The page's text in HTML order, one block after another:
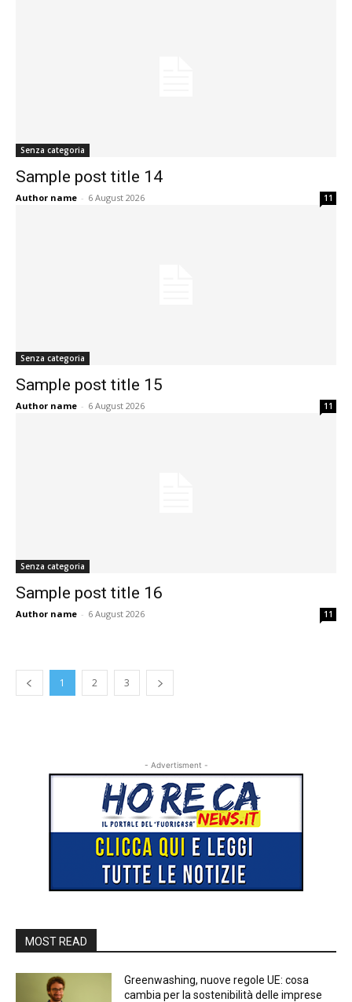
Senza categoria
Sample post title 14
Author name - 6 August 2026 11
Senza categoria
Sample post title 15
Author name - 6 August 2026 11
Senza categoria
Sample post title 16
Author name - 6 August 2026 11
1 2 3
- Advertisment -
MOST READ
Greenwashing, nuove regole UE: cosa
cambia per la sostenibilità delle imprese